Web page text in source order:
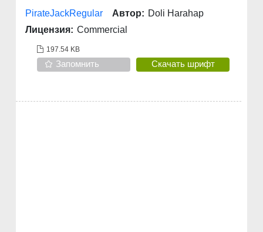
PirateJackRegular Автор: Doli Harahap
Лицензия: Commercial
197.54 KB
Запомнить Скачать шрифт